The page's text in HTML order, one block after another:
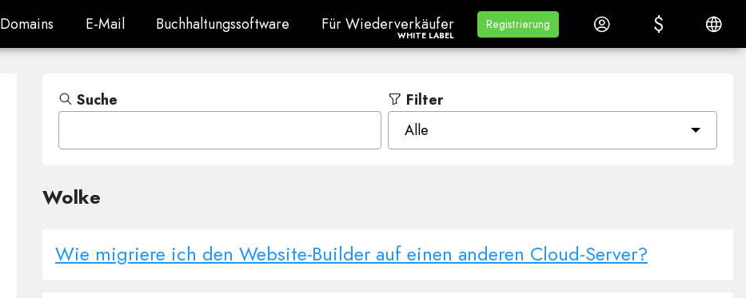
Domains
Domains E-Mail
E-Mail Buchhaltungssoftware
Buchhaltungssoftware Für WiederverkäuferWhite Label
Für Wiederverkäufer
WHITE LABEL
Lernen
Lernen
Registrierung
Registrierung Anmelden $
$
Suche
Filter
Alle
Wolke
Wie migriere ich den Website-Builder auf einen anderen Cloud-Server?